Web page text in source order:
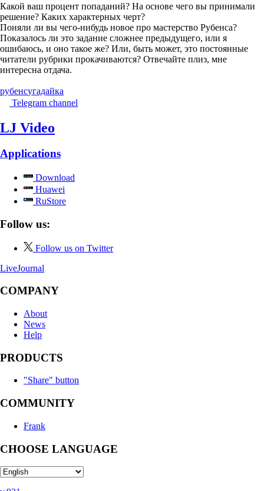
Какой ваш процент попаданий? На основе чего вы принимали
решение? Каких характерных черт?
Поняли ли вы чего-нибудь новое про мастерство Рубенса?
Показалось ли это задание сложнее предыдущего, или я
ошибаюсь, и оно такое же? Или, быть может, это постоянные
читатели рубрики прокачиваются? Отвечайте плиз, мне
интересна отдача.
рубенсугадайка
Telegram channel
LJ Video
Applications
Download
Huawei
RuStore
Follow us:
Follow us on Twitter
LiveJournal
COMPANY
About
News
Help
PRODUCTS
"Share" button
COMMUNITY
Frank
CHOOSE LANGUAGE